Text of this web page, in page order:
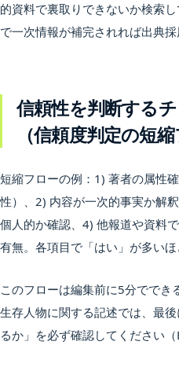
的資料で裏取りできないか検索
で一次情報が補完されれば出典採
信頼性を判断する
（信頼度判定の短縮
短縮フローの例：1) 著者の属性
性）、2) 内容が一次的事実か解
個人的か確認、4) 他報道や資料
有無。各項目で「はい」が多いほ
このフローは編集前に5分ででき
生存人物に関する記述では、最
るか」を必ず確認してください（